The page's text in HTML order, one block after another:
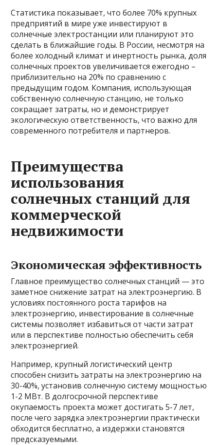
Статистика показывает, что более 70% крупных
предприятий в мире уже инвестируют в
солнечные электростанции или планируют это
сделать в ближайшие годы. В России, несмотря на
более холодный климат и инертность рынка, доля
солнечных проектов увеличивается ежегодно –
приблизительно на 20% по сравнению с
предыдущим годом. Компания, использующая
собственную солнечную станцию, не только
сокращает затраты, но и демонстрирует
экологическую ответственность, что важно для
современного потребителя и партнеров.
Преимущества
использования
солнечных станций для
коммерческой
недвижимости
Экономическая эффективность
Главное преимущество солнечных станций — это
заметное снижение затрат на электроэнергию. В
условиях постоянного роста тарифов на
электроэнергию, инвестирование в солнечные
системы позволяет избавиться от части затрат
или в перспективе полностью обеспечить себя
электроэнергией.
Например, крупный логистический центр
способен снизить затраты на электроэнергию на
30-40%, установив солнечную систему мощностью
1-2 МВт. В долгосрочной перспективе
окупаемость проекта может достигать 5-7 лет,
после чего зарядка электроэнергии практически
обходится бесплатно, а издержки становятся
предсказуемыми.